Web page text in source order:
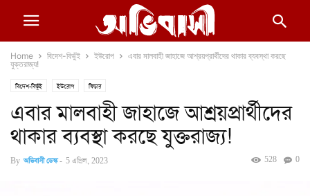
Home বিদেশ-বিভুঁই ইউরোপ
এবার মালবাহী জাহাজে আশ্রয়প্রার্থীদের থাকার ব্যবস্থা করছে
যুক্তরাজ্য!
বিদেশ-বিভুঁই ইউরোপ ফিচার
এবার মালবাহী জাহাজে আশ্রয়প্রার্থীদের
থাকার ব্যবস্থা করছে যুক্তরাজ্য!
By অভিবাসী ডেস্ক - 5 এপ্রিল, 2023 0
528